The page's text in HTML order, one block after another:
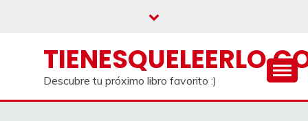
Descubre tu próximo libro favorito :)